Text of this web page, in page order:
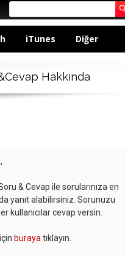
iTunes Diğer
Hakkında
& Cevap ile sorularınıza en
yanıt alabilirsiniz. Sorunuzu
kullanıcılar cevap versin.
buraya tıklayın.